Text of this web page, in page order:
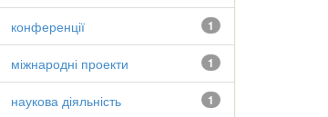
1
конференції
1
міжнародні проекти
1
наукова діяльність